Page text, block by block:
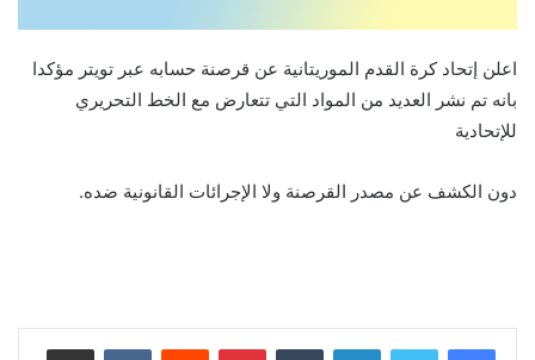
اعلن إتحاد كرة القدم الموريتانية عن قرصنة حسابه عبر تويتر مؤكدا
بانه تم نشر العديد من المواد التي تتعارض مع الخط التحريري
للإتحادية
دون الكشف عن مصدر القرصنة ولا الإجرائات القانونية ضده.
لينكدإن بينتيريست مشاركة عبر البريد